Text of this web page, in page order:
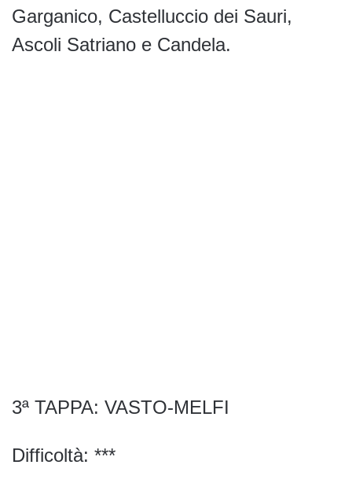
Garganico, Castelluccio dei Sauri,
Ascoli Satriano e Candela.
3ª TAPPA: VASTO-MELFI
Difficoltà: ***